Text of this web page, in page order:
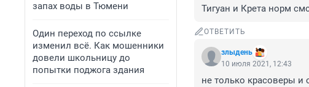
запах воды в Тюмени
Один переход по ссылке
изменил всё. Как мошенники
довели школьницу до
попытки поджога здания
Тигуан и Крета норм
ОТВЕТИТЬ
злыдень
10 июля 2021, 12:43
не только красоверы